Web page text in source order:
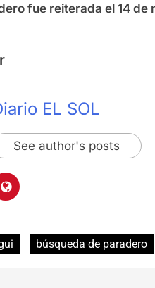
fue reiterada el 14 de
EL SOL
See author's posts
búsqueda de paradero